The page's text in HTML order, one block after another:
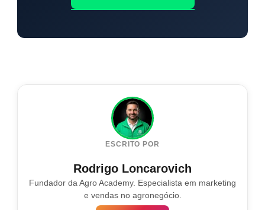
ESCRITO POR
Rodrigo Loncarovich
Fundador da Agro Academy. Especialista em marketing
e vendas no agronegócio.